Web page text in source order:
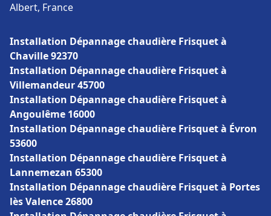
Albert, France
Installation Dépannage chaudière Frisquet à
Chaville 92370
Installation Dépannage chaudière Frisquet à
Villemandeur 45700
Installation Dépannage chaudière Frisquet à
Angoulême 16000
Installation Dépannage chaudière Frisquet à Évron
53600
Installation Dépannage chaudière Frisquet à
Lannemezan 65300
Installation Dépannage chaudière Frisquet à Portes
lès Valence 26800